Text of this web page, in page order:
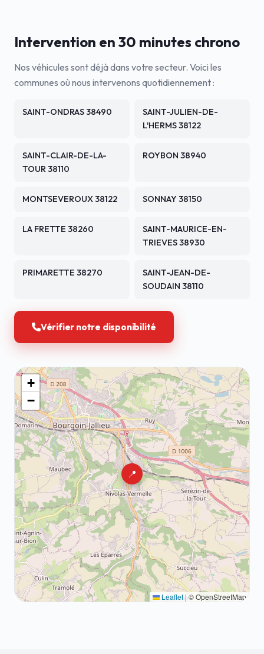
Intervention en 30 minutes chrono
Nos véhicules sont déjà dans votre secteur. Voici les
communes où nous intervenons quotidiennement :
SAINT-ONDRAS 38490
SAINT-JULIEN-DE-
L'HERMS 38122
SAINT-CLAIR-DE-LA-
TOUR 38110
ROYBON 38940
MONTSEVEROUX 38122 SONNAY 38150
LA FRETTE 38260
SAINT-MAURICE-EN-
TRIEVES 38930
PRIMARETTE 38270
SAINT-JEAN-DE-
SOUDAIN 38110
Vérifier notre disponibilité
📍
+
−
Leaflet |© OpenStreetMap